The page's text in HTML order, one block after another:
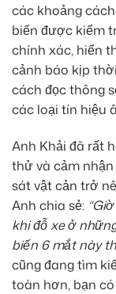
các khoảng
biến được kiểm
chính xác, hiển
cảnh báo kịp
cách đọc thông
các loại tín hiệu
Anh Khải đã rất
thử và cảm
sát vật cản trở
Anh chia sẻ:
khi đỗ xe ở
biến 6 mắt này
cũng đang tìm
toàn hơn, bạn